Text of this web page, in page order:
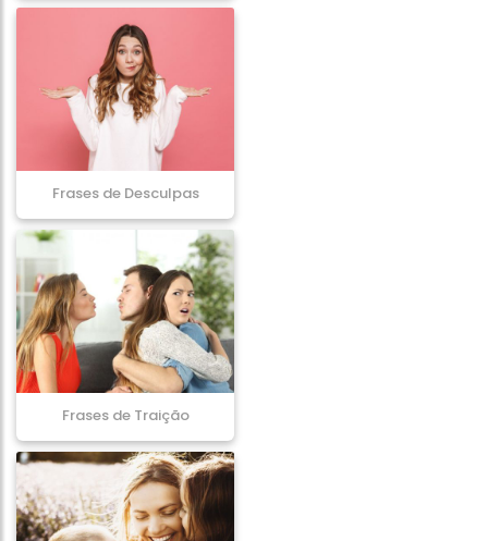
Frases de Desculpas
Frases de Traição